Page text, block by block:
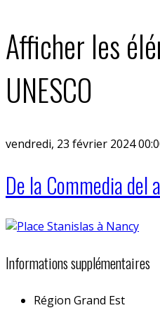
Afficher les
UNESCO
vendredi, 23 février 2024
De la Commedia del
Informations supplémentaires
Région Grand Est